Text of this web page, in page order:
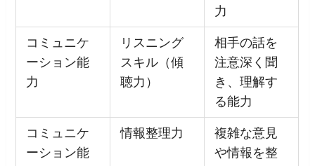
力
コミュニケ
ーション能
力
リスニング
スキル（傾
聴力）
相手の話を
注意深く聞
き、理解す
る能力
コミュニケ
ーション能
情報整理力
複雑な意見
や情報を整